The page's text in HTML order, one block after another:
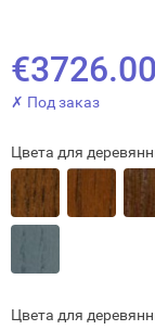
€3726.00
✗ Под заказ
Цвета для
Цвета для